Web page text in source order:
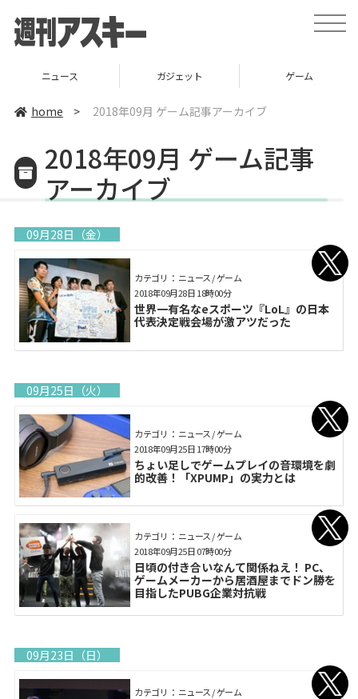
toggle
ニュース ガジェット ゲーム
home > 2018年09月 ゲーム記事アーカイブ
2018年09月 ゲーム記事
アーカイブ
09月28日（金）
カテゴリ： ニュース / ゲーム
世界一有名なeスポーツ『LoL』の日本
代表決定戦会場が激アツだった
2018年09月28日 18時00分
09月25日（火）
カテゴリ： ニュース / ゲーム
ちょい足しでゲームプレイの音環境を劇
的改善！「XPUMP」の実力とは
2018年09月25日 17時00分
カテゴリ： ニュース / ゲーム
日頃の付き合いなんて関係ねえ！ PC、
ゲームメーカーから居酒屋までドン勝を
目指したPUBG企業対抗戦
2018年09月25日 07時00分
09月23日（日）
カテゴリ： ニュース / ゲーム